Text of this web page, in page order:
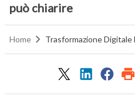
può chiarire
Home Trasformazione Digitale